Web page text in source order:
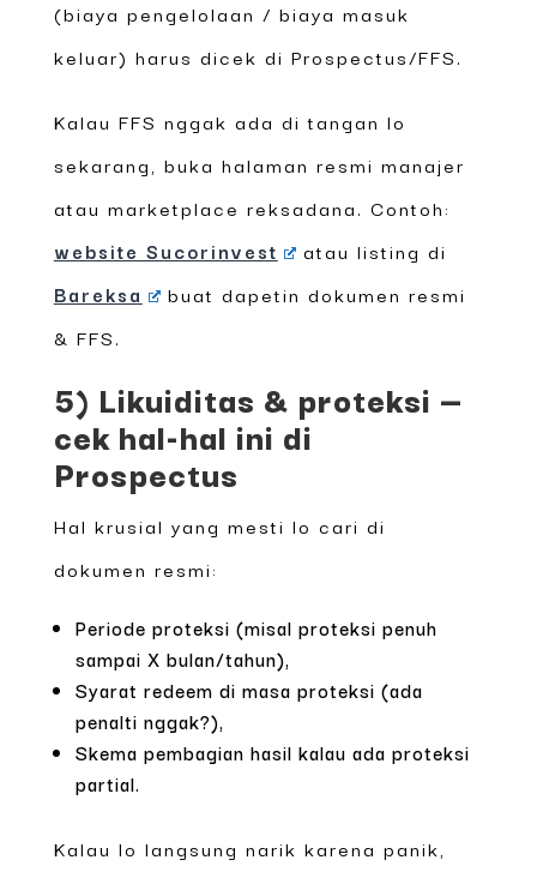
(biaya pengelolaan / biaya masuk
keluar) harus dicek di Prospectus/FFS.
Kalau FFS nggak ada di tangan lo
sekarang, buka halaman resmi manajer
atau marketplace reksadana. Contoh:
website Sucorinvest
atau listing di
Bareksa
buat dapetin dokumen resmi
& FFS.
5) Likuiditas & proteksi —
cek hal-hal ini di
Prospectus
Hal krusial yang mesti lo cari di
dokumen resmi:
Periode proteksi (misal proteksi penuh
sampai X bulan/tahun),
Syarat redeem di masa proteksi (ada
penalti nggak?),
Skema pembagian hasil kalau ada proteksi
partial.
Kalau lo langsung narik karena panik,